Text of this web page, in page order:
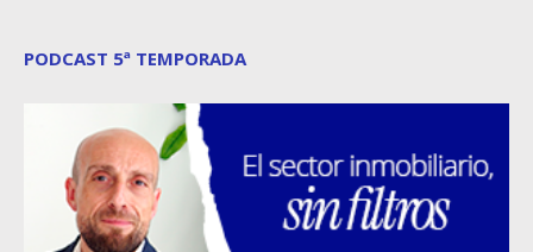
PODCAST 5ª TEMPORADA